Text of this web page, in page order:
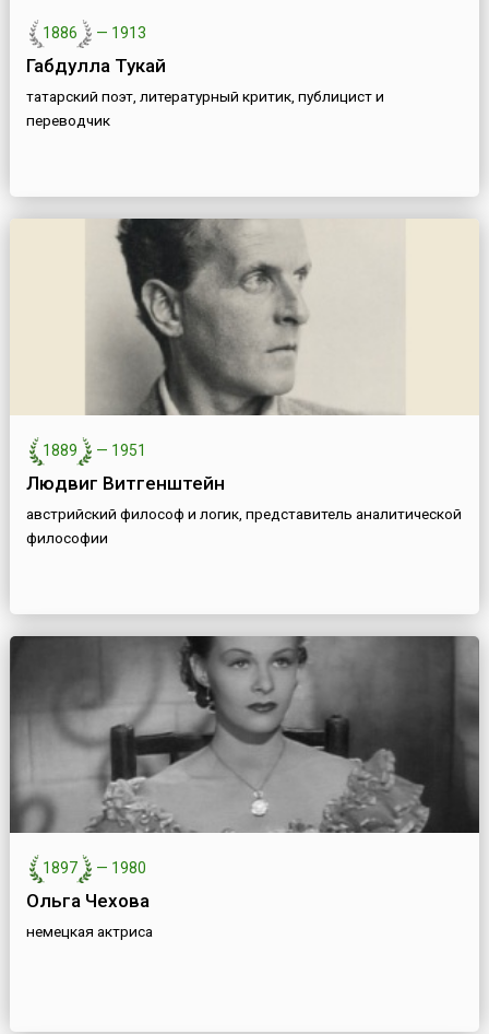
1886 — 1913
Габдулла Тукай
татарский поэт, литературный критик, публицист и
переводчик
1889 — 1951
Людвиг Витгенштейн
австрийский философ и логик, представитель аналитической
философии
1897 — 1980
Ольга Чехова
немецкая актриса